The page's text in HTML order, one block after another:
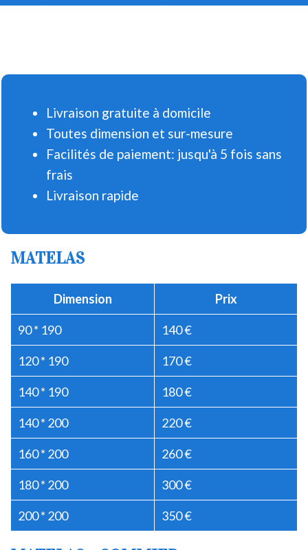
Livraison gratuite à domicile
Toutes dimension et sur-mesure
Facilités de paiement: jusqu'à 5 fois sans
frais
Livraison rapide
MATELAS
Dimension Prix
90 * 190 140 €
120 * 190 170 €
140 * 190 180 €
140 * 200 220 €
160 * 200 260 €
180 * 200 300 €
200 * 200 350 €